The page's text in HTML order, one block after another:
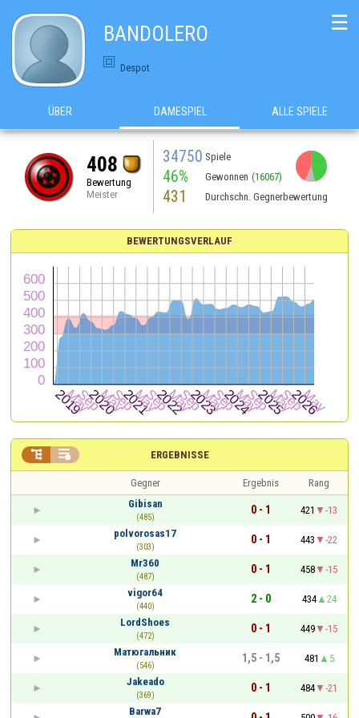
BANDOLERO
Despot
☰
ÜBER DAMESPIEL ALLE SPIELE
408
Bewertung
Meister
34750 Spiele
46% Gewonnen (16067)
431 Durchschn. Gegnerbewertung
BEWERTUNGSVERLAUF
ERGEBNISSE
 
Gegner Ergebnis
Rang
Gibisan
(485)
0 - 1 421
-13
polvorosas17
(303)
0 - 1 443
-22
Mr360
(487)
0 - 1 458
-15
vigor64
(440)
2 - 0 434
24
LordShoes
(472)
0 - 1 449
-15
Матюгальник
(546)
1,5 - 1,5 481
5
Jakeado
(369)
0 - 1 484
-21
Barwa7